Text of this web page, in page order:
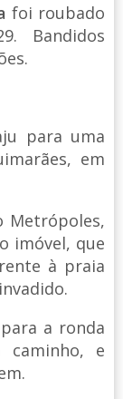
foi roubado
Bandidos
para uma
em
Metrópoles,
imóvel, que
à praia
a ronda
caminho, e